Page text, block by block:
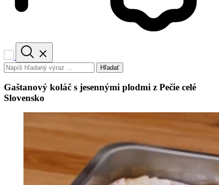
Hľadať
Gaštanový koláč s jesennými plodmi z Pečie celé
Slovensko